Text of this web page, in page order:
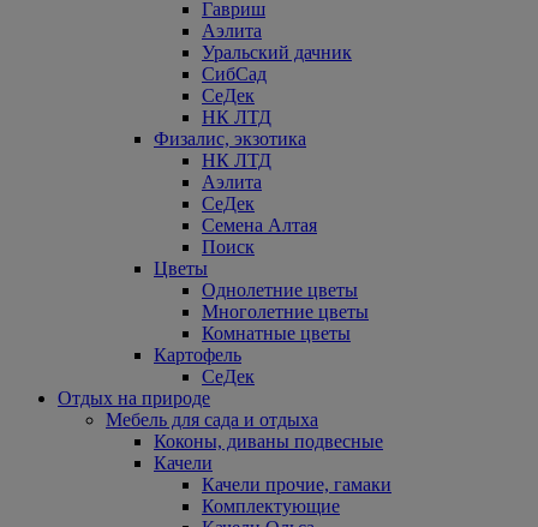
Гавриш
Аэлита
Уральский дачник
СибСад
СеДек
НК ЛТД
Физалис, экзотика
НК ЛТД
Аэлита
СеДек
Семена Алтая
Поиск
Цветы
Однолетние цветы
Многолетние цветы
Комнатные цветы
Картофель
СеДек
Отдых на природе
Мебель для сада и отдыха
Коконы, диваны подвесные
Качели
Качели прочие, гамаки
Комплектующие